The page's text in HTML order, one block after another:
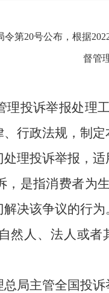
令第20号公布，根据
督管
理投诉举报处理
行政法规，制定
理投诉举报，适
，是指消费者为
决该争议的行为
人、法人或者
局主管全国投